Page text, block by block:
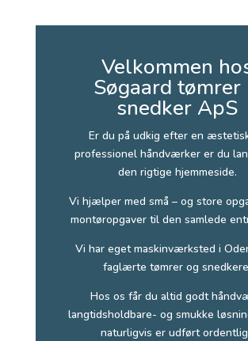
Velkommen
Søgaard tømrer
snedker ApS
Er du på udkig efter en
professionel håndværker er du
den rigtige hjemmeside.
Vi hjælper med små – og store
montøropgaver til den samlede
Vi har eget maskinværksted i
faglærte tømrer og
Hos os får du altid godt
langtidsholdbare- og smukke
naturligvis er udført